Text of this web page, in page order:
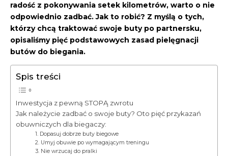
radość z pokonywania setek kilometrów, warto o nie
odpowiednio zadbać. Jak to robić? Z myślą o tych,
którzy chcą traktować swoje buty po partnersku,
opisaliśmy pięć podstawowych zasad pielęgnacji
butów do biegania.
Spis treści
Inwestycja z pewną STOPĄ zwrotu
Jak należycie zadbać o swoje buty? Oto pięć przykazań
obuwniczych dla biegaczy:
1. Dopasuj dobrze buty biegowe
2. Umyj obuwie po wymagającym treningu
3. Nie wrzucaj do pralki